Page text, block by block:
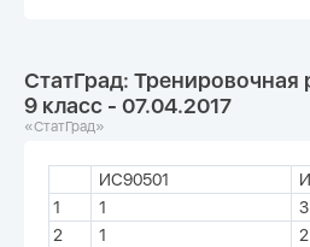
СтатГрад: Тренировочная
9 класс - 07.04.2017
«СтатГрад»
ИС90501
1
1
3
2
1
2